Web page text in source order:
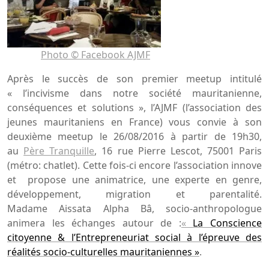
Photo © Facebook AJMF
Après le succès de son premier meetup intitulé
« l’incivisme dans notre société mauritanienne,
conséquences et solutions », l’AJMF (l’association des
jeunes mauritaniens en France) vous convie à son
deuxième meetup le 26/08/2016 à partir de 19h30,
au Père Tranquille, 16 rue Pierre Lescot, 75001 Paris
(métro: chatlet). Cette fois-ci encore l’association innove
et propose une animatrice, une experte en genre,
développement, migration et parentalité.
Madame Aissata Alpha Bâ, socio-anthropologue
animera les échanges autour de :« La Conscience
citoyenne & l’Entrepreneuriat social à l’épreuve des
réalités socio-culturelles mauritaniennes ».